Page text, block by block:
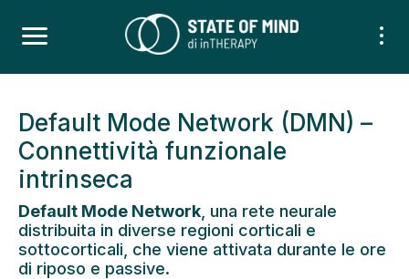
Default Mode Network (DMN) –
Connettività funzionale
intrinseca
Default Mode Network , una rete neurale
distribuita in diverse regioni corticali e
sottocorticali, che viene attivata durante le ore
di riposo e passive.